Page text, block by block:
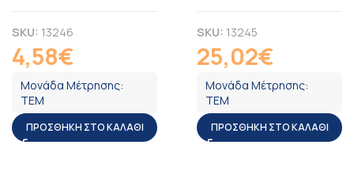
SKU: 13246
4,58€
Μονάδα Μέτρησης:
ΤΕΜ
ΠΡΟΣΘΉΚΗ ΣΤΟ ΚΑΛΆΘΙ
SKU: 13245
25,02€
Μονάδα Μέτρησης:
ΤΕΜ
ΠΡΟΣΘΉΚΗ ΣΤΟ ΚΑΛΆΘΙ